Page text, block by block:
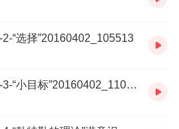
“选择”20160402_105513
70 第九章-情感的交响乐-3-“小目标”20160402_110435